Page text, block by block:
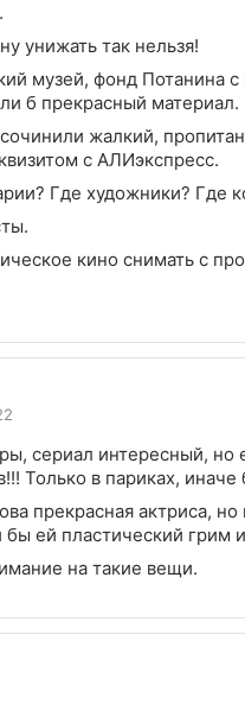
унижать так нельзя!
музей, фонд Потанина
б прекрасный материал.
жалкий,
с АЛИэкспресс.
Где художники? Где
кино снимать с
сериал интересный, но
Только в париках,
прекрасная актриса,
бы ей пластический
на такие вещи.